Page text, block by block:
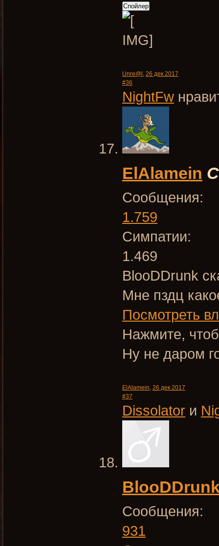
Спойлер
Unre@l , 26 дек 2017
#36
NightFw
ElAlamein
Сообщения:
1.759
Симпатии:
1.469
BlooDDrunk
Мне пздц
Посмотреть
Нажмите,
Ну не даром
ElAlamein, 26 дек 2017
#37
Dissolator и
Сообщения:
931